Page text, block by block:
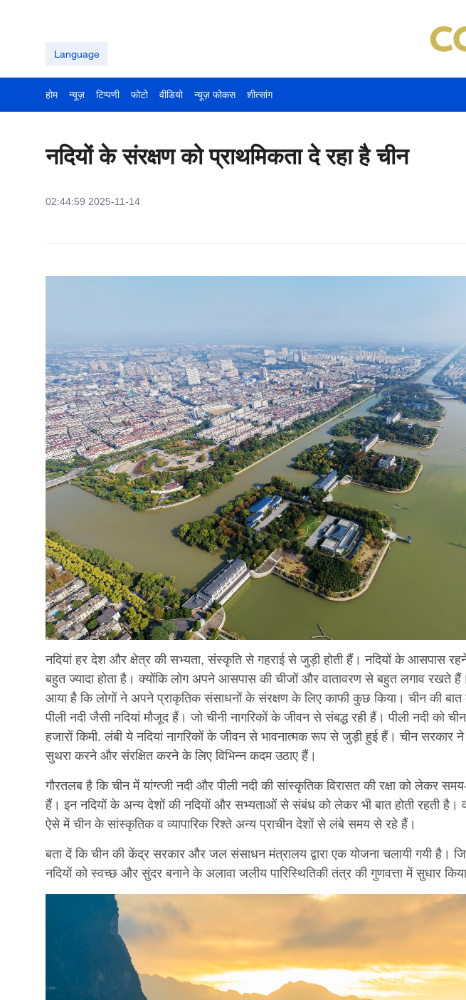
Language
होम न्यूज़ टिप्पणी फोटो वीडियो न्यूज़ फोकस शीत्सांग
नदियों के संरक्षण को प्राथमिकता दे रहा है चीन
02:44:59 2025-11-14
नदियां हर देश और क्षेत्र की सभ्यता, संस्कृति से गहराई से जुड़ी होती हैं। नदियों के आसपास
बहुत ज्यादा होता है। क्योंकि लोग अपने आसपास की चीजों और वातावरण से बहुत लगाव रखते
आया है कि लोगों ने अपने प्राकृतिक संसाधनों के संरक्षण के लिए काफी कुछ किया। चीन की बात
पीली नदी जैसी नदियां मौजूद हैं। जो चीनी नागरिकों के जीवन से संबद्ध रही हैं। पीली नदी को
हजारों किमी. लंबी ये नदियां नागरिकों के जीवन से भावनात्मक रूप से जुड़ी हुई हैं। चीन सरकार
सुथरा करने और संरक्षित करने के लिए विभिन्न कदम उठाए हैं।
गौरतलब है कि चीन में यांग्त्जी नदी और पीली नदी की सांस्कृतिक विरासत की रक्षा को लेकर
हैं। इन नदियों के अन्य देशों की नदियों और सभ्यताओं से संबंध को लेकर भी बात होती रहती है।
ऐसे में चीन के सांस्कृतिक व व्यापारिक रिश्ते अन्य प्राचीन देशों से लंबे समय से रहे हैं।
बता दें कि चीन की केंद्र सरकार और जल संसाधन मंत्रालय द्वारा एक योजना चलायी गयी है।
नदियों को स्वच्छ और सुंदर बनाने के अलावा जलीय पारिस्थितिकी तंत्र की गुणवत्ता में सुधार